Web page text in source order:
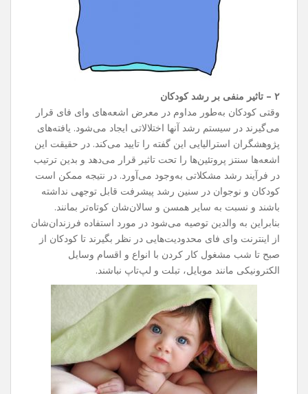
۲ – تاثیر منفی بر رشد کودکان
وقتی کودکان به‌طور مداوم در معرض اشعه‌های وای فای قرار
می‌گیرند در سیستم رشد آنها اختلالاتی ایجاد می‌شود. یافته‌های
پژوهشگران استرالیایی این گفته را تایید می‌کند. در حقیقت این
اشعه‌ها سنتز پروتئین‌ها را تحت تاثیر قرار می‌دهد و بدین ترتیب
در فرآیند رشد مشکلاتی به‌وجود می‌آورد. در نتیجه ممکن است
کودکان و نوجوان در سنین رشد پیشرفت قابل توجهی نداشته
باشند و نسبت به سایر همسن و سالان‌شان کوتاه‌تر بمانند.
بنابراین به والدین توصیه می‌شود در مورد استفاده فرزندان‌شان
از اینترنت وای فای محدودیت‌هایی در نظر بگیرند تا کودکان از
صبح تا شب مشغول کار کردن با انواع و اقسام وسایل
الکترونیکی مانند موبایل، تبلت و لپ‌تاپ نباشند.